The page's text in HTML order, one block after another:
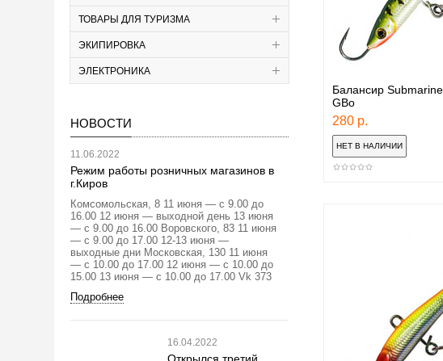
ТОВАРЫ ДЛЯ ТУРИЗМА
ЭКИПИРОВКА
ЭЛЕКТРОНИКА
НОВОСТИ
11.06.2022
Режим работы розничных магазинов в
г.Киров
Комсомольская, 8 11 июня — с 9.00 до
16.00 12 июня — выходной день 13 июня
— с 9.00 до 16.00 Воровского, 83 11 июня
— с 9.00 до 17.00 12-13 июня —
выходные дни Московская, 130 11 июня
— с 10.00 до 17.00 12 июня — с 10.00 до
15.00 13 июня — с 10.00 до 17.00 Vk 373
Подробнее
16.04.2022
Балансир
GBo
280 р.